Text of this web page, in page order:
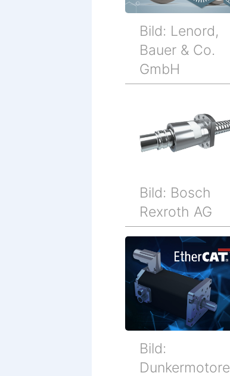
Bild: Lenord,
Bauer & Co.
GmbH
Bild: Bosch
Rexroth AG
Bild:
Dunkermotore